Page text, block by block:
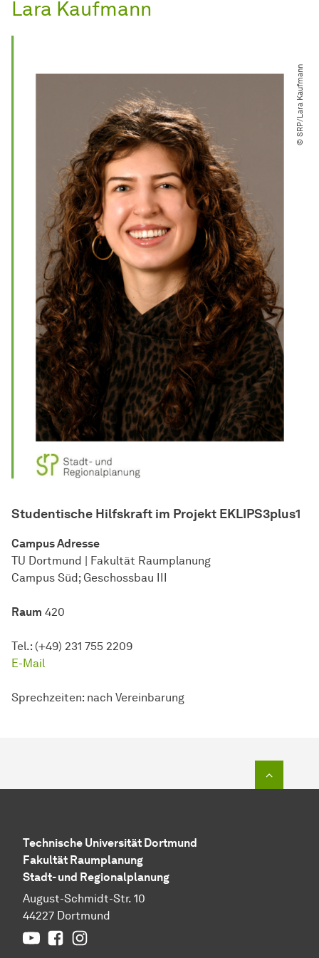
Lara Kaufmann
Studentische Hilfskraft im Projekt EKLIPS3plus1
Campus Adresse
TU Dort­mund | Fa­kul­tät Raum­pla­nung
Campus Süd; Geschossbau III
Raum 420
Tel.: (+49) 231 755 2209
E-Mail
Sprechzeiten: nach Vereinbarung
© SRP​/​Lara Kaufmann
Technische Universität Dortmund
Fakultät Raumplanung
Stadt- und Regionalplanung
August-Schmidt-Str. 10
44227 Dortmund
YouTubeFacebook